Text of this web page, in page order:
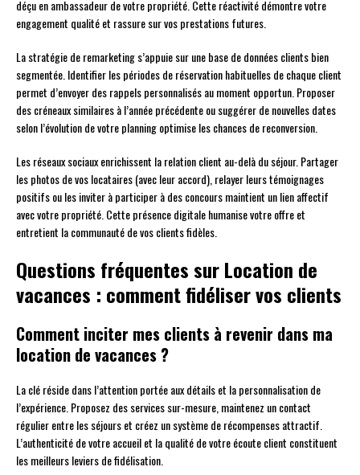
déçu en ambassadeur de votre propriété. Cette réactivité démontre votre
engagement qualité et rassure sur vos prestations futures.
La stratégie de remarketing s’appuie sur une base de données clients bien
segmentée. Identifier les périodes de réservation habituelles de chaque client
permet d’envoyer des rappels personnalisés au moment opportun. Proposer
des créneaux similaires à l’année précédente ou suggérer de nouvelles dates
selon l’évolution de votre planning optimise les chances de reconversion.
Les réseaux sociaux enrichissent la relation client au-delà du séjour. Partager
les photos de vos locataires (avec leur accord), relayer leurs témoignages
positifs ou les inviter à participer à des concours maintient un lien affectif
avec votre propriété. Cette présence digitale humanise votre offre et
entretient la communauté de vos clients fidèles.
Questions fréquentes sur Location de
vacances : comment fidéliser vos clients
Comment inciter mes clients à revenir dans ma
location de vacances ?
La clé réside dans l’attention portée aux détails et la personnalisation de
l’expérience. Proposez des services sur-mesure, maintenez un contact
régulier entre les séjours et créez un système de récompenses attractif.
L’authenticité de votre accueil et la qualité de votre écoute client constituent
les meilleurs leviers de fidélisation.